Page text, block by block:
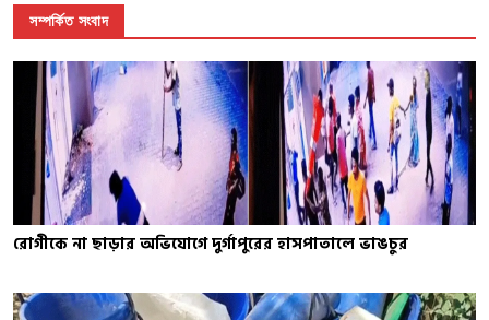
সম্পর্কিত সংবাদ
রোগীকে না ছাড়ার অভিযোগে দুর্গাপুরের হাসপাতালে ভাঙচুর